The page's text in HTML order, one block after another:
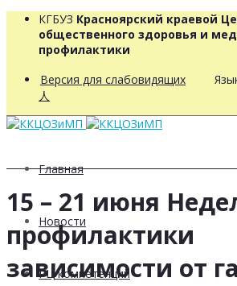
КГБУЗ Красноярский краевой
общественного здоровья и
профилактики
Версия для слабовидящих
人
Главная
Новости
РЦ компетенций
15 – 21 июня
профилактики
зависимости от